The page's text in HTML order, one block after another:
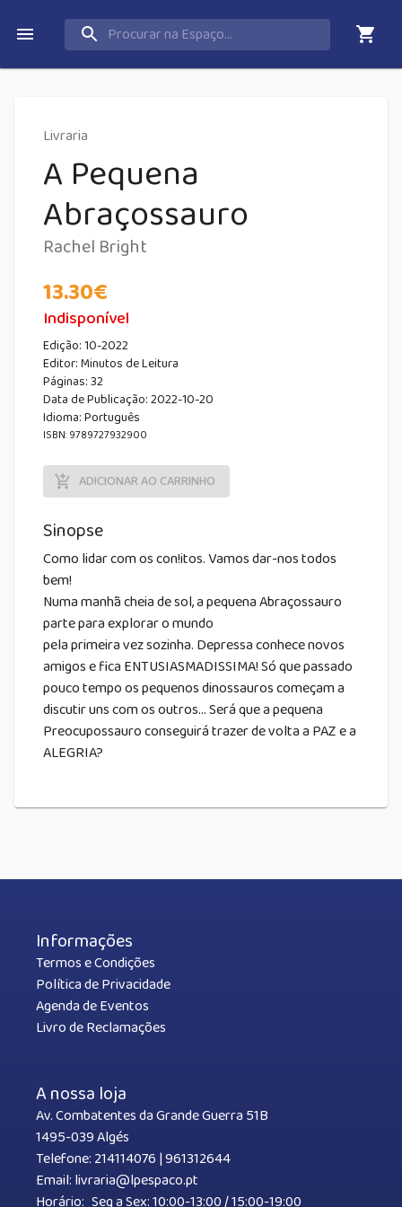
Livraria
A Pequena
Abraçossauro
Rachel Bright
13.30€
Indisponível
Edição:10-2022
Editor:Minutos de Leitura
Páginas:32
Data de Publicação:2022-10-20
Idioma:Português
ISBN: 9789727932900
ADICIONAR AO CARRINHO
Sinopse
Como lidar com os con!itos. Vamos dar-nos todos
bem!
Numa manhã cheia de sol, a pequena Abraçossauro
parte para explorar o mundo
pela primeira vez sozinha. Depressa conhece novos
amigos e fica ENTUSIASMADISSIMA! Só que passado
pouco tempo os pequenos dinossauros começam a
discutir uns com os outros... Será que a pequena
Preocupossauro conseguirá trazer de volta a PAZ e a
ALEGRIA?
Informações
Termos e Condições
Política de Privacidade
Agenda de Eventos
Livro de Reclamações
A nossa loja
Av. Combatentes da Grande Guerra 51B
1495-039 Algés
Telefone: 214114076 |961312644
Email: livraria@lpespaco.pt
Horário: Seg a Sex: 10:00-13:00 / 15:00-19:00